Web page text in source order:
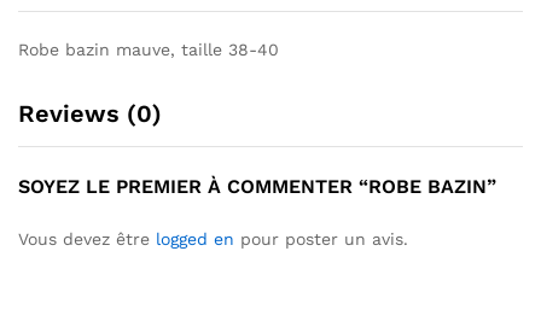
Robe bazin mauve, taille 38-40
Reviews (0)
SOYEZ LE PREMIER À COMMENTER “ROBE BAZIN”
Vous devez être logged en pour poster un avis.